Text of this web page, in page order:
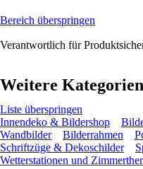
Bereich überspringen
Verantwortlich für
Weitere Kategorien
Liste überspringen
Innendeko & Bildershop
Wandbilder
Bilderrahmen
Schriftzüge & Dekoschilder
Wetterstationen und